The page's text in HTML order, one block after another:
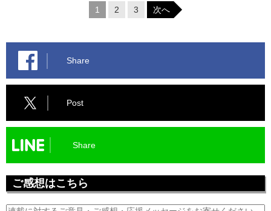
1 2 3 次へ
Share
Post
Share
ご感想はこちら